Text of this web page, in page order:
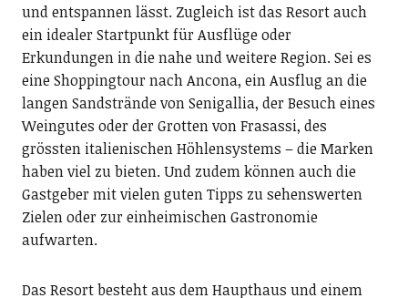
und entspannen lässt. Zugleich ist das Resort auch
ein idealer Startpunkt für Ausflüge oder
Erkundungen in die nahe und weitere Region. Sei es
eine Shoppingtour nach Ancona, ein Ausflug an die
langen Sandstrände von Senigallia, der Besuch eines
Weingutes oder der Grotten von Frasassi, des
grössten italienischen Höhlensystems – die Marken
haben viel zu bieten. Und zudem können auch die
Gastgeber mit vielen guten Tipps zu sehenswerten
Zielen oder zur einheimischen Gastronomie
aufwarten.
Das Resort besteht aus dem Haupthaus und einem